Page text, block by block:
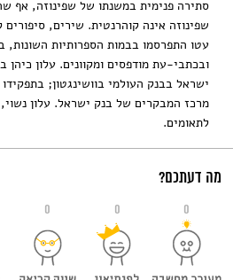
סתירה פנימית במשנתו של שפינוזה, אף
שפינוזה אינה קוהרנטית. שירים,
עטו התפרסמו בבמות הספרותיות השונות,
ובכתבי-עת מודפסים ומקוונים. עלון
ישראל בבנק העולמי בוושינגטון;
מרכז המבקרים של בנק ישראל. עלון
לתאומים.
מה דעתכם?
0 0 0